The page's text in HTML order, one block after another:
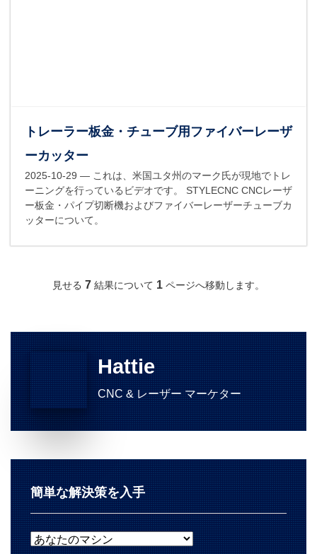
トレーラー板金・チューブ用ファイバーレーザ
ーカッター
2025-10-29 — これは、米国ユタ州のマーク氏が現地でトレ
ーニングを行っているビデオです。 STYLECNC CNCレーザ
ー板金・パイプ切断機およびファイバーレーザーチューブカ
ッターについて。
見せる 7 結果について 1 ページへ移動します。
Hattie
CNC & レーザー マーケター
簡単な解決策を入手
あなたのマシン